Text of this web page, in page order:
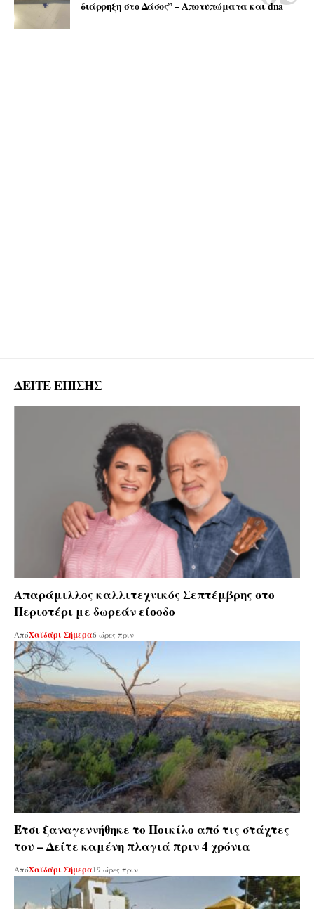
διάρρηξη στο Δάσος” – Αποτυπώματα και dna
ΔΕΙΤΕ ΕΠΙΣΗΣ
Απαράμιλλος καλλιτεχνικός Σεπτέμβρης στο
Περιστέρι με δωρεάν είσοδο
ΑπόΧαϊδάρι Σήμερα6 ώρες πριν
Έτσι ξαναγεννήθηκε το Ποικίλο από τις στάχτες
του – Δείτε καμένη πλαγιά πριν 4 χρόνια
ΑπόΧαϊδάρι Σήμερα19 ώρες πριν